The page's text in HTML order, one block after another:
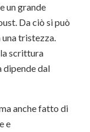
un grande
Da ciò si può
tristezza.
scrittura
dipende dal
anche fatto di
e